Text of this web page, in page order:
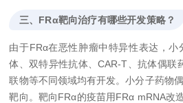
三、FRα靶向治疗有哪些开发策略？
由于FRα在恶性肿瘤中特异性表达，
体、双特异性抗体、CAR-T、抗体偶联
联物等不同领域均有开发。小分子药物
靶向。靶向FRα的疫苗用FRα mRNA改